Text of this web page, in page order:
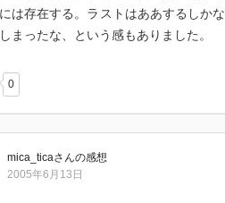
は存在する。ラストはああするしか
まったな、という感もありました。
0
mica_ticaさんの感想
2005年6月13日